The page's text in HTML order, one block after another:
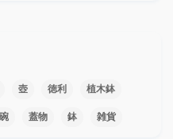
壺 徳利 植木鉢
蓋物 鉢 雑貨